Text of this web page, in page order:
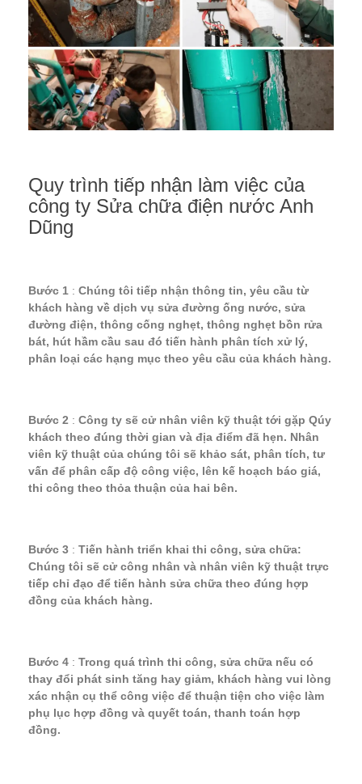
Quy trình tiếp nhận làm việc của
công ty Sửa chữa điện nước Anh
Dũng
Bước 1 : Chúng tôi tiếp nhận thông tin, yêu cầu từ
khách hàng về dịch vụ sửa đường ống nước, sửa
đường điện, thông cống nghẹt, thông nghẹt bồn rửa
bát, hút hầm cầu sau đó tiến hành phân tích xử lý,
phân loại các hạng mục theo yêu cầu của khách hàng.
Bước 2 : Công ty sẽ cử nhân viên kỹ thuật tới gặp Qúy
khách theo đúng thời gian và địa điểm đã hẹn. Nhân
viên kỹ thuật của chúng tôi sẽ khảo sát, phân tích, tư
vấn để phân cấp độ công việc, lên kế hoạch báo giá,
thi công theo thỏa thuận của hai bên.
Bước 3 : Tiến hành triển khai thi công, sửa chữa:
Chúng tôi sẽ cử công nhân và nhân viên kỹ thuật trực
tiếp chỉ đạo để tiến hành sửa chữa theo đúng hợp
đồng của khách hàng.
Bước 4 : Trong quá trình thi công, sửa chữa nếu có
thay đổi phát sinh tăng hay giảm, khách hàng vui lòng
xác nhận cụ thể công việc để thuận tiện cho việc làm
phụ lục hợp đồng và quyết toán, thanh toán hợp
đồng.